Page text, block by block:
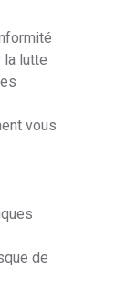
la lutte
vous
de